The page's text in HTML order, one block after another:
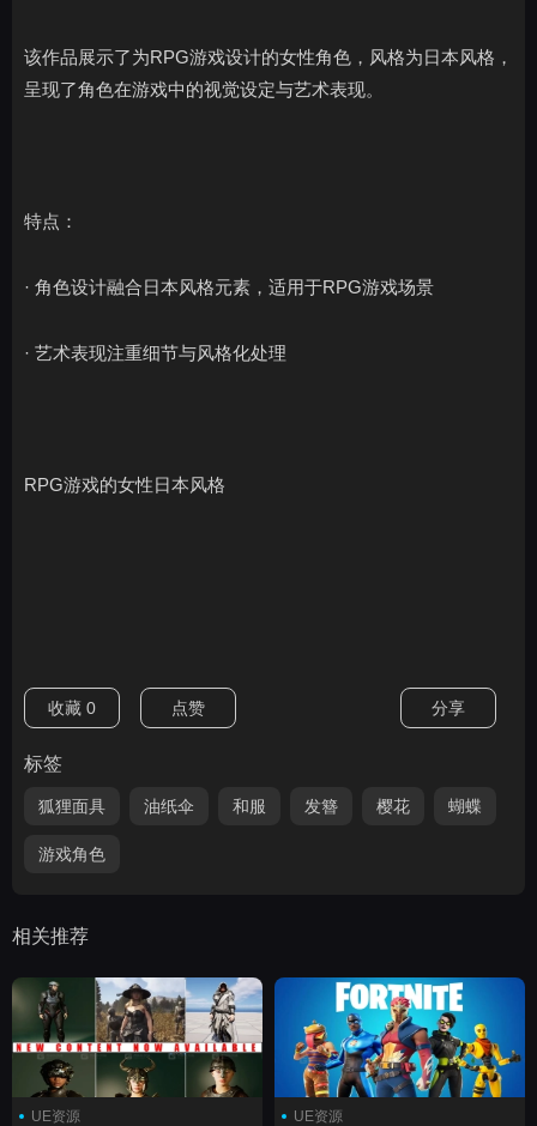
该作品展示了为RPG游戏设计的女性角色，风格为日本风格，
呈现了角色在游戏中的视觉设定与艺术表现。
特点：
· 角色设计融合日本风格元素，适用于RPG游戏场景
· 艺术表现注重细节与风格化处理
RPG游戏的女性日本风格
收藏 0 点赞 分享
标签
狐狸面具 油纸伞 和服 发簪 樱花 蝴蝶
游戏角色
相关推荐
UE资源 UE资源